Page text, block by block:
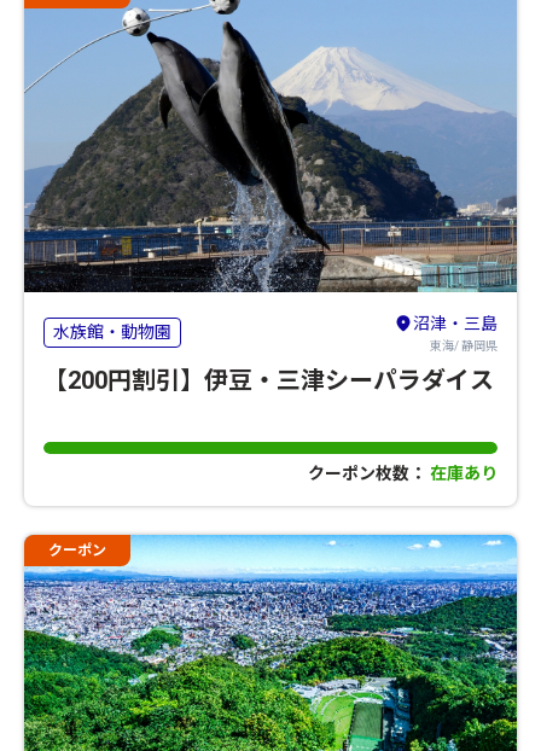
水族館・動物園 沼津・三島
東海/ 静岡県
【200円割引】伊豆・三津シーパラダイス
クーポン枚数： 在庫あり
クーポン